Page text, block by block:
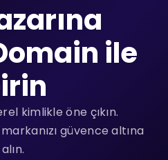
ile
kimlikle öne çıkın.
güvence altına
alın.